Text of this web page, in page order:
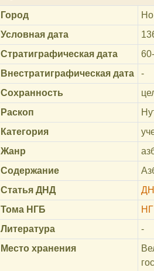
Город
Условная дата
Стратиграфическая дата
Внестратиграфическая дата
-
Сохранность
Раскоп
Категория
Жанр
Содержание
Статья ДНД
Тома НГБ
Литература
-
Место хранения